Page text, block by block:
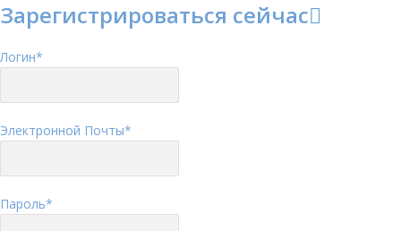
Зарегистрироваться сейчас
Логин*
Электронной Почты*
Пароль*